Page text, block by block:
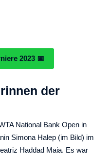
2023 📅
der
National Bank Open in
Simona Halep (im Bild) im
Haddad Maia. Es war